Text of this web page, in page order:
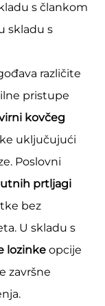
s člankom
skladu s
različite
pristupe
kovčeg
uključujući
Poslovni
prtljagi
bez
U skladu s
lozinke opcije
završne